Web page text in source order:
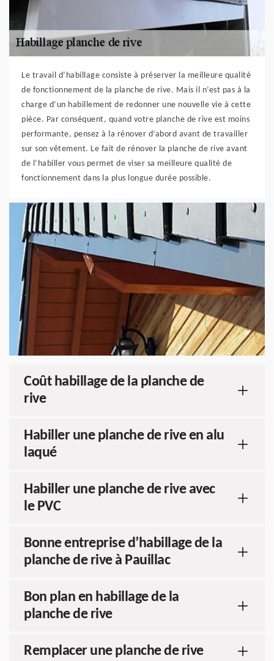
Le travail d’habillage consiste à préserver la meilleure qualité
de fonctionnement de la planche de rive. Mais il n’est pas à la
charge d’un habillement de redonner une nouvelle vie à cette
pièce. Par conséquent, quand votre planche de rive est moins
performante, pensez à la rénover d’abord avant de travailler
sur son vêtement. Le fait de rénover la planche de rive avant
de l’habiller vous permet de viser sa meilleure qualité de
fonctionnement dans la plus longue durée possible.
Coût habillage de la planche de
rive
Habiller une planche de rive en alu
laqué
Habiller une planche de rive avec
le PVC
Bonne entreprise d’habillage de la
planche de rive à Pauillac
Bon plan en habillage de la
planche de rive
Remplacer une planche de rive